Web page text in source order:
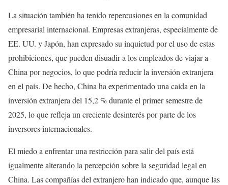
La situación también ha tenido repercusiones en la comunidad
empresarial internacional. Empresas extranjeras, especialmente de
EE. UU. y Japón, han expresado su inquietud por el uso de estas
prohibiciones, que pueden disuadir a los empleados de viajar a
China por negocios, lo que podría reducir la inversión extranjera
en el país. De hecho, China ha experimentado una caída en la
inversión extranjera del 15,2 % durante el primer semestre de
2025, lo que refleja un creciente desinterés por parte de los
inversores internacionales.
El miedo a enfrentar una restricción para salir del país está
igualmente alterando la percepción sobre la seguridad legal en
China. Las compañías del extranjero han indicado que, aunque las